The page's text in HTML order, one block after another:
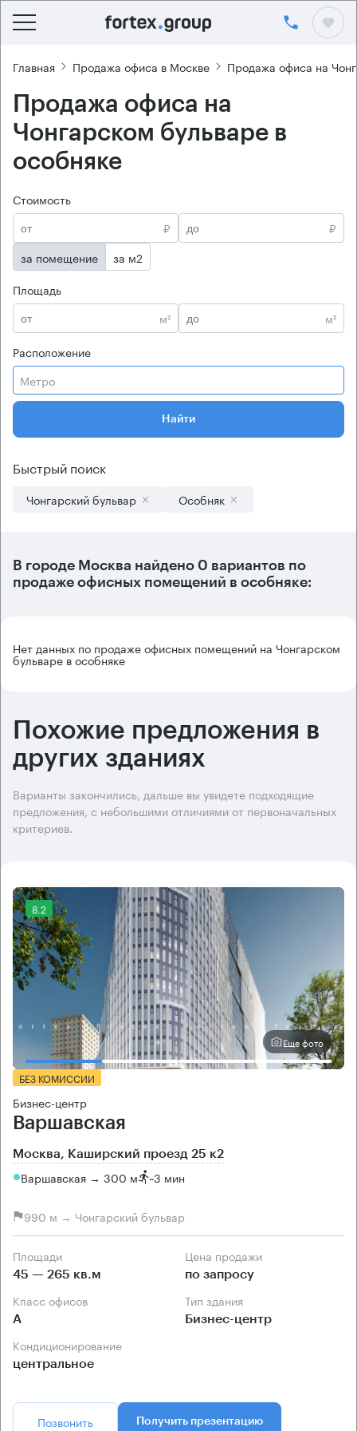
Главная Продажа офиса в Москве Продажа офиса на
Продажа офиса на
Чонгарском бульваре в
особняке
Стоимость
₽
₽
за помещение
за м2
Площадь
м²
м²
Расположение
Метро
Найти
Быстрый поиск
Чонгарский бульвар Особняк
В городе Москва найдено 0 вариантов по
продаже офисных помещений в особняке:
Нет данных по продаже офисных помещений на Чонгарском
бульваре в особняке
Похожие предложения в
других зданиях
Варианты закончились, дальше вы увидете подходящие
предложения, с небольшими отличиями от первоначальных
критериев.
8.2
Еще фото
БЕЗ КОМИССИИ
Бизнес-центр
Варшавская
Москва, Каширский проезд 25 к2
Варшавская → 300 м ~3 мин
990 м → Чонгарский бульвар
Площади
45 — 265 кв.м
Цена продажи
по запросу
Класс офисов
А
Тип здания
Бизнес-центр
Кондиционирование
центральное
Позвонить Получить презентацию